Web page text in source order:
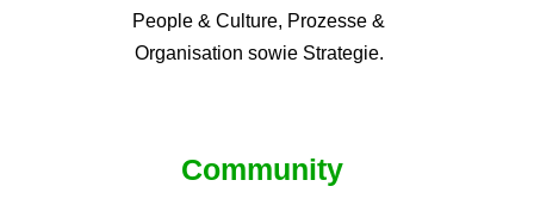
People & Culture, Prozesse &
Organisation sowie Strategie.
Community